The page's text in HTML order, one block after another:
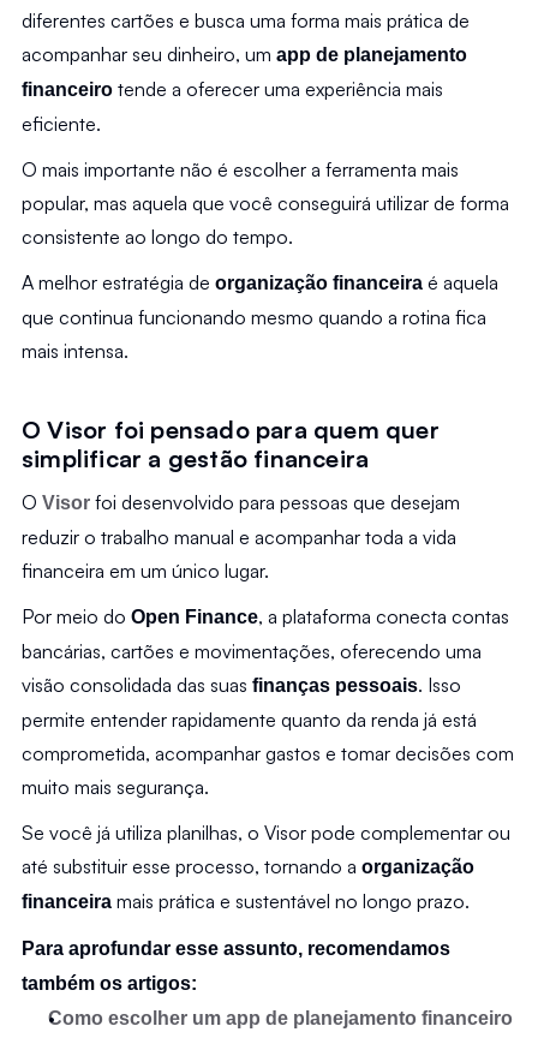
diferentes cartões e busca uma forma mais prática de
acompanhar seu dinheiro, um app de planejamento
financeiro tende a oferecer uma experiência mais
eficiente.
O mais importante não é escolher a ferramenta mais
popular, mas aquela que você conseguirá utilizar de forma
consistente ao longo do tempo.
A melhor estratégia de organização financeira é aquela
que continua funcionando mesmo quando a rotina fica
mais intensa.
O Visor foi pensado para quem quer
simplificar a gestão financeira
O Visor foi desenvolvido para pessoas que desejam
reduzir o trabalho manual e acompanhar toda a vida
financeira em um único lugar.
Por meio do Open Finance, a plataforma conecta contas
bancárias, cartões e movimentações, oferecendo uma
visão consolidada das suas finanças pessoais. Isso
permite entender rapidamente quanto da renda já está
comprometida, acompanhar gastos e tomar decisões com
muito mais segurança.
Se você já utiliza planilhas, o Visor pode complementar ou
até substituir esse processo, tornando a organização
financeira mais prática e sustentável no longo prazo.
Para aprofundar esse assunto, recomendamos
também os artigos:
Como escolher um app de planejamento financeiro